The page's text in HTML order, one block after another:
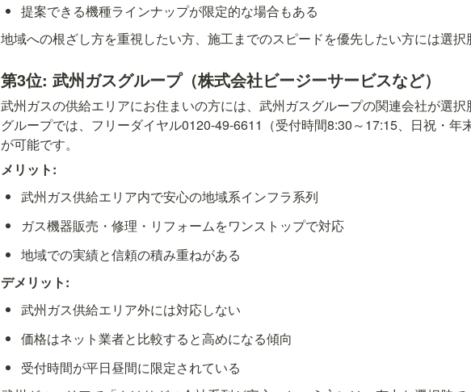
提案できる機種ラインナップが限定的な場合もある
地域への根ざし方を重視したい方、施工までのスピードを優先したい方には選択
第3位: 武州ガスグループ（株式会社ビージーサービスなど）
武州ガスの供給エリアにお住まいの方には、武州ガスグループの関連会社が選
グループでは、フリーダイヤル0120-49-6611（受付時間8:30～17:15、日祝・年
が可能です。
メリット:
武州ガス供給エリア内で安心の地域系インフラ系列
ガス機器販売・修理・リフォームをワンストップで対応
地域での実績と信頼の積み重ねがある
デメリット:
武州ガス供給エリア外には対応しない
価格はネット業者と比較すると高めになる傾向
受付時間が平日昼間に限定されている